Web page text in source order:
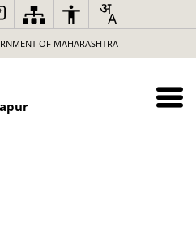
OF MAHARASHTRA